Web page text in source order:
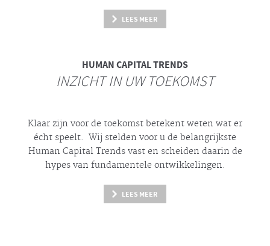
LEES MEER
HUMAN CAPITAL TRENDS
INZICHT IN UW TOEKOMST
Klaar zijn voor de toekomst betekent weten wat er
écht speelt. Wij stelden voor u de belangrijkste
Human Capital Trends vast en scheiden daarin de
hypesvan fundamentele ontwikkelingen.
LEES MEER